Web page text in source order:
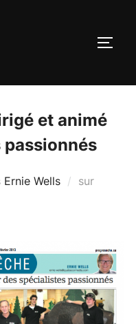
et animé
Ernie Wells surPublié